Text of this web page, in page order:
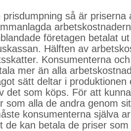
prisdumpning så är priserna
företagen betalat
Hälften av
Konsumenterna
mer än alla
sätt deltar i produktionen
det som köps. För att
som alla de andra genom
konsumenterna själva
de kan betala de priser